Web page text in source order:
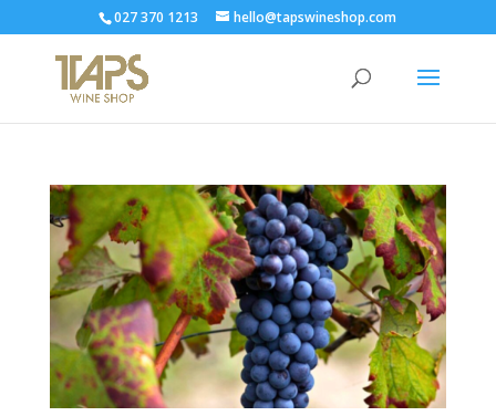
027 370 1213 hello@tapswineshop.com